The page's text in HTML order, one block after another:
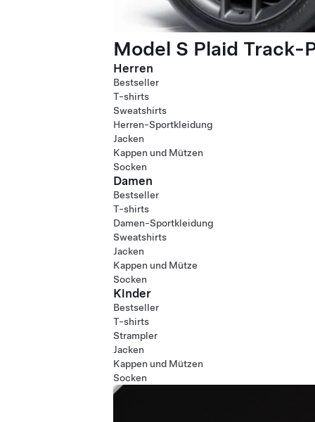
Model S Plaid Track-
Herren
Bestseller
T-shirts
Sweatshirts
Herren-Sportkleidung
Jacken
Kappen und Mützen
Socken
Damen
Bestseller
T-shirts
Damen-Sportkleidung
Sweatshirts
Jacken
Kappen und Mütze
Socken
Kinder
Bestseller
T-shirts
Strampler
Jacken
Kappen und Mützen
Socken